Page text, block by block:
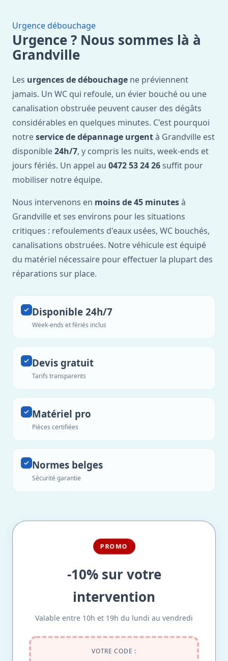
Urgence débouchage
Urgence ? Nous sommes là à
Grandville
Les urgences de débouchage ne préviennent
jamais. Un WC qui refoule, un évier bouché ou une
canalisation obstruée peuvent causer des dégâts
considérables en quelques minutes. C'est pourquoi
notreservice de dépannage urgentà Grandville est
disponible24h/7, y compris les nuits, week-ends et
jours fériés. Un appel au 0472 53 24 26 suffit pour
mobiliser notre équipe.
Nous intervenons en moins de 45 minutesà
Grandville et ses environs pour les situations
critiques : refoulements d'eaux usées, WC bouchés,
canalisations obstruées. Notre véhicule est équipé
du matériel nécessaire pour effectuer la plupart des
réparations sur place.
Disponible 24h/7
Week-ends et fériés inclus
Devis gratuit
Tarifs transparents
Matériel pro
Pièces certifiées
Normes belges
Sécurité garantie
PROMO
-10% sur votre
intervention
Valable entre 10h et 19h du lundi au vendredi
VOTRE CODE :